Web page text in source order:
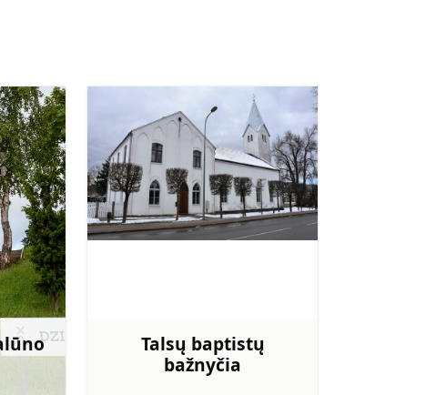
Talsų baptistų
bažnyčia
Sužinoti daugiau